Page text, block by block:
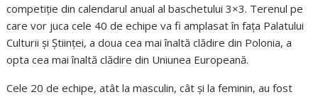
competiție din calendarul anual al baschetului 3×3. Terenul pe
care vor juca cele 40 de echipe va fi amplasat în fața Palatului
Culturii și Științei, a doua cea mai înaltă clădire din Polonia, a
opta cea mai înaltă clădire din Uniunea Europeană.
Cele 20 de echipe, atât la masculin, cât și la feminin, au fost